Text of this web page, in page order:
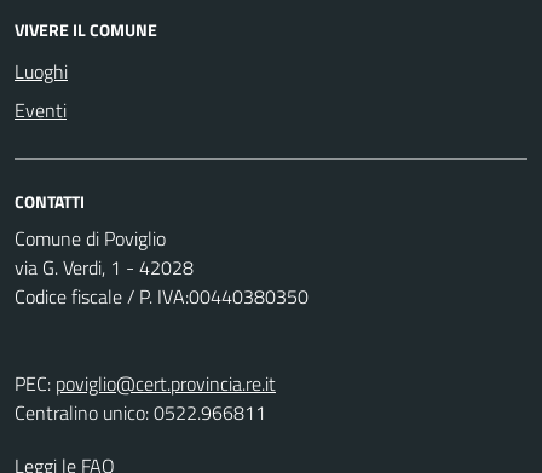
VIVERE IL COMUNE
Luoghi
Eventi
CONTATTI
Comune di Poviglio
via G. Verdi, 1 - 42028
Codice fiscale / P. IVA:00440380350
PEC: poviglio@cert.provincia.re.it
Centralino unico: 0522.966811
Leggi le FAQ